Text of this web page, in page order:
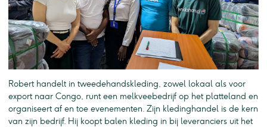
Robert handelt in tweedehandskleding, zowel lokaal als voor
export naar Congo, runt een melkveebedrijf op het platteland en
organiseert af en toe evenementen. Zijn kledinghandel is de kern
van zijn bedrijf. Hij koopt balen kleding in bij leveranciers uit het